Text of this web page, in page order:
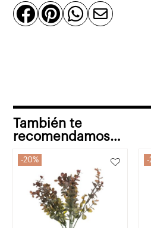
   
También te
recomendamos…
20%